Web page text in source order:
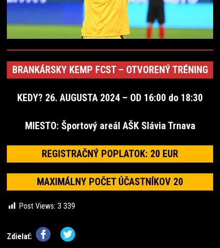
BRANKÁRSKY KEMP FCST – OTVORENÝ TRÉNING
KEDY? 26. AUGUSTA 2024 – OD 16:00 do 18:30
MIESTO: Športový areál AŠK Slávia Trnava
REGISTRAČNÝ POPLATOK: 20 EUR
MAXIMÁLNY POČET ÚČASTNÍKOV 20
Post Views: 3 339
Zdielať: